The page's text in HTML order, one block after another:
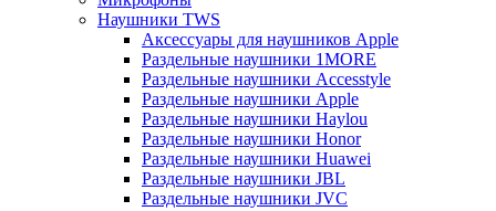
Наушники TWS
Аксессуары для наушников Apple
Раздельные наушники 1MORE
Раздельные наушники Accesstyle
Раздельные наушники Apple
Раздельные наушники Haylou
Раздельные наушники Honor
Раздельные наушники Huawei
Раздельные наушники JBL
Раздельные наушники JVC